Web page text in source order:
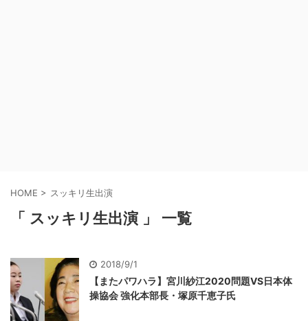
HOME > スッキリ生出演
「 スッキリ生出演 」 一覧
2018/9/1
【またパワハラ】宮川紗江2020問題VS日本体
操協会 強化本部長・塚原千恵子氏